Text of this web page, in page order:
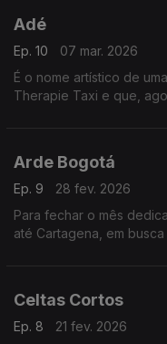
Adé
Ep. 10
07 mar. 2026
É o nome artístico de
Therapie Taxi e que,
Arde Bogotá
Ep. 9
28 fev. 2026
Para fechar o mês
até Cartagena, em
Celtas Cortos
Ep. 8
21 fev. 2026